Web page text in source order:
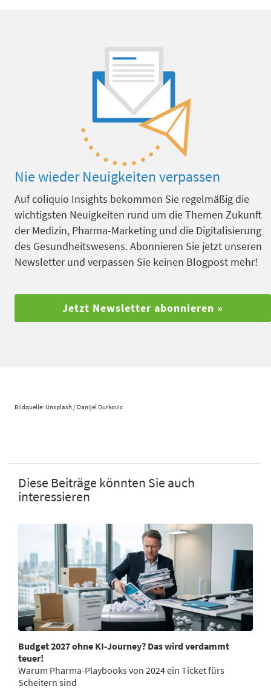
Nie wieder Neuigkeiten verpassen
Auf coliquio Insights bekommen Sie regelmäßig die
wichtigsten Neuigkeiten rund um die Themen Zukunft
der Medizin, Pharma-Marketing und die Digitalisierung
des Gesundheitswesens. Abonnieren Sie jetzt unseren
Newsletter und verpassen Sie keinen Blogpost mehr!
Jetzt Newsletter abonnieren »
Bildquelle: Unsplash / Danijel Durkovic
Diese Beiträge könnten Sie auch
interessieren
Budget 2027 ohne KI-Journey? Das wird verdammt
teuer!
Warum Pharma-Playbooks von 2024 ein Ticket fürs
Scheitern sind